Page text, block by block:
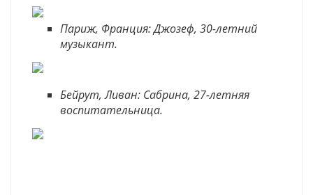
Париж, Франция: Джозеф, 30-летний
музыкант.
Бейрут, Ливан: Сабрина, 27-летняя
воспитательница.